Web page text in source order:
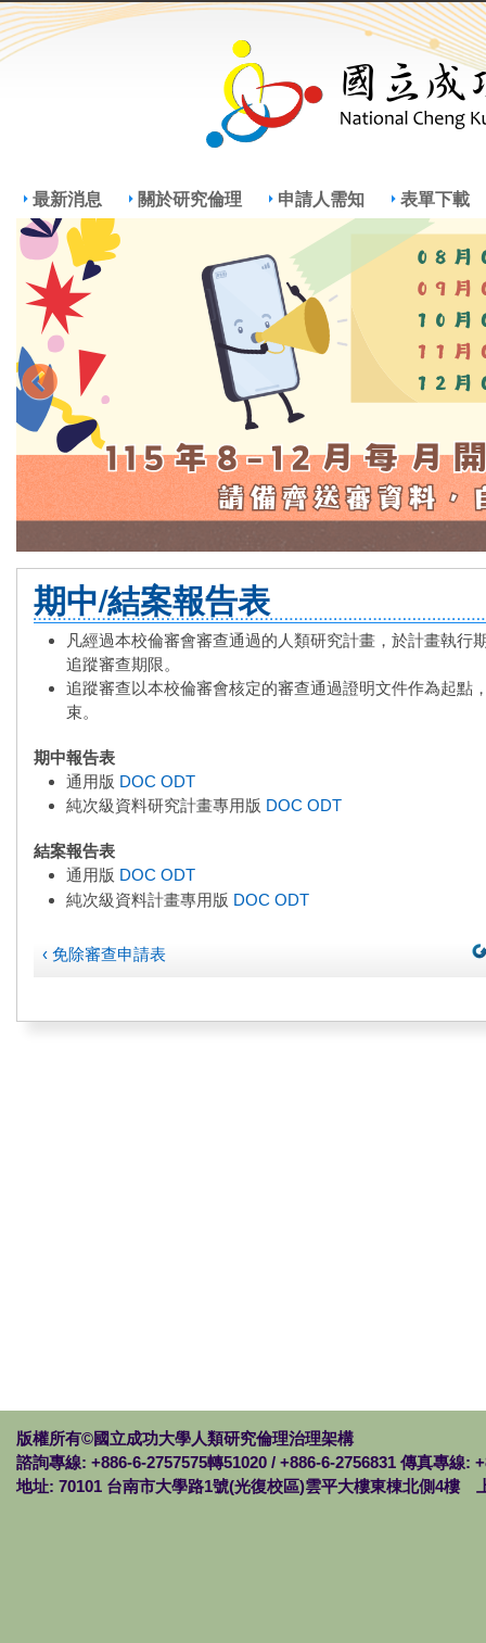
最新消息 關於研究倫理 申請人需知 表單下載
期中/結案報告表
凡經過本校倫審會審查通過的人類研究計畫，於計畫執
追蹤審查期限。
追蹤審查以本校倫審會核定的審查通過證明文件作為起點
束。
期中報告表
通用版 DOC ODT
純次級資料研究計畫專用版 DOC ODT
結案報告表
通用版 DOC ODT
純次級資料計畫專用版 DOC ODT
‹ 免除審查申請表
版權所有©國立成功大學人類研究倫理治理架構
諮詢專線: +886-6-2757575轉51020 / +886-6-2756831 傳真專
地址: 70101 台南市大學路1號(光復校區)雲平大樓東棟北側4樓